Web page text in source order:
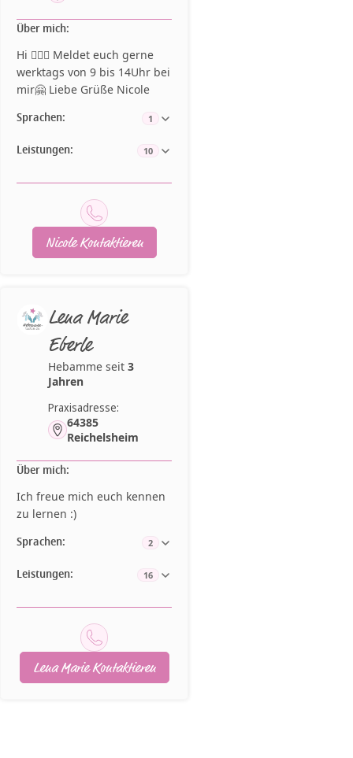
Über mich:
Hi 🙋🏻‍♀️ Meldet euch gerne
werktags von 9 bis 14Uhr bei
mir🤗 Liebe Grüße Nicole
Sprachen: 1
Leistungen: 10
Nicole Kontaktieren
Lena Marie
Eberle
Hebamme seit 3
Jahren
Praxisadresse:
64385
Reichelsheim
Über mich:
Ich freue mich euch kennen
zu lernen :)
Sprachen: 2
Leistungen: 16
Lena Marie Kontaktieren